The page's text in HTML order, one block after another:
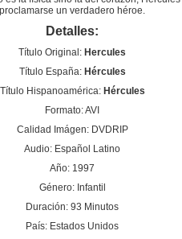
proclamarse un verdadero héroe.
Detalles:
Título Original: Hercules
Título España: Hércules
Título Hispanoamérica: Hércules
Formato: AVI
Calidad Imágen: DVDRIP
Audio: Español Latino
Año: 1997
Género: Infantil
Duración: 93 Minutos
País: Estados Unidos